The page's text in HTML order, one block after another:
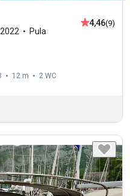
2022 Pula
4,46(9)
12 m 2 WC